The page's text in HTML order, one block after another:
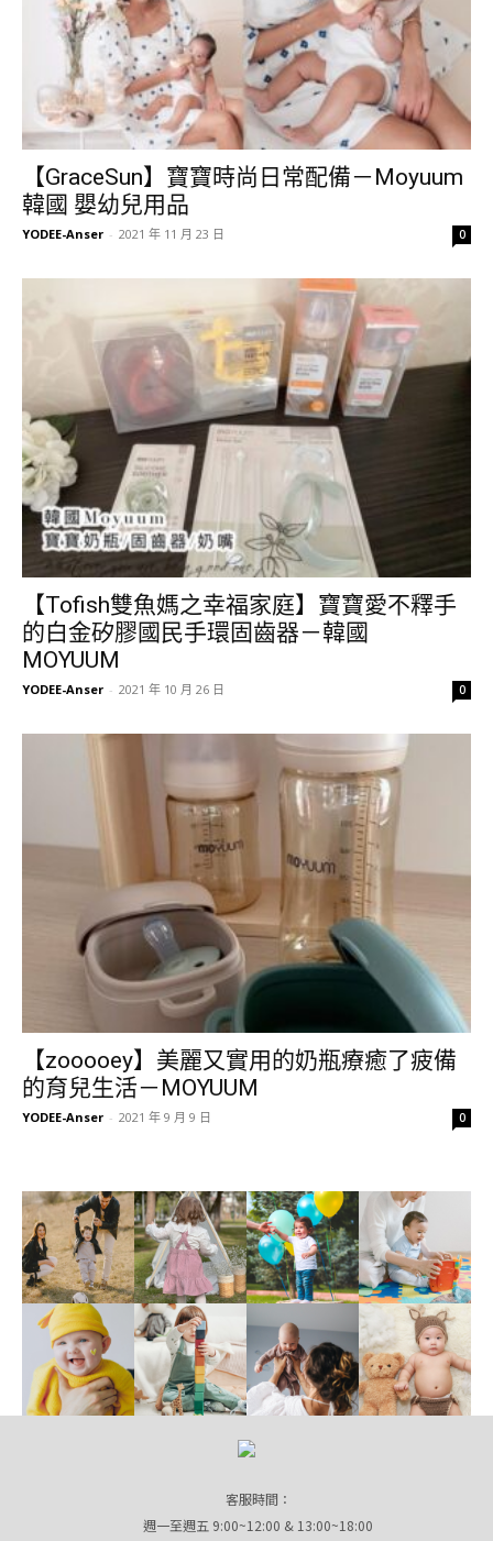
【GraceSun】寶寶時尚日常配備－Moyuum
韓國 嬰幼兒用品
YODEE-Anser - 2021 年 11 月 23 日 0
【Tofish雙魚媽之幸福家庭】寶寶愛不釋手
的白金矽膠國民手環固齒器－韓國
MOYUUM
YODEE-Anser - 2021 年 10 月 26 日 0
【zooooey】美麗又實用的奶瓶療癒了疲備
的育兒生活－MOYUUM
YODEE-Anser - 2021 年 9 月 9 日 0
客服時間：
週一至週五 9:00~12:00 & 13:00~18:00